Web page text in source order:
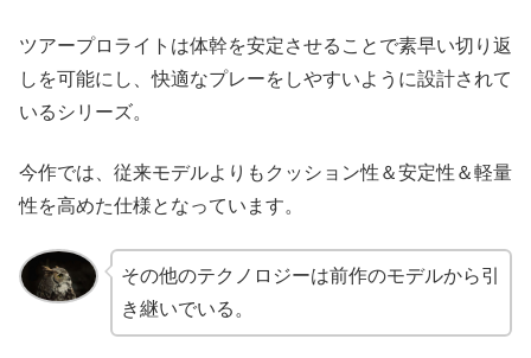
ツアープロライトは体幹を安定させることで素早い切り返
しを可能にし、快適なプレーをしやすいように設計されて
いるシリーズ。
今作では、従来モデルよりもクッション性＆安定性＆軽量
性を高めた仕様となっています。
その他のテクノロジーは前作のモデルから引
き継いでいる。